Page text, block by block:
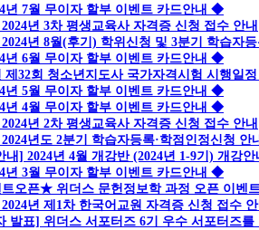
년 7월 무이자 할부 이벤트 카드안내 ◆
년 3차 평생교육사 자격증 신청 접수 안내
년 8월(후기) 학위신청 및 3분기 학습자
년 6월 무이자 할부 이벤트 카드안내 ◆
제32회 청소년지도사 국가자격시험 시행일
년 5월 무이자 할부 이벤트 카드안내 ◆
년 4월 무이자 할부 이벤트 카드안내 ◆
년 2차 평생교육사 자격증 신청 접수 안내
년도 2분기 학습자등록·학점인정신청 안
내] 2024년 4월 개강반 (2024년 1-9기) 개강안
년 3월 무이자 할부 이벤트 카드안내 ◆
오픈★ 위더스 문헌정보학 과정 오픈 이벤
년 제1차 한국어교원 자격증 신청 접수
발표] 위더스 서포터즈 6기 우수 서포터즈를